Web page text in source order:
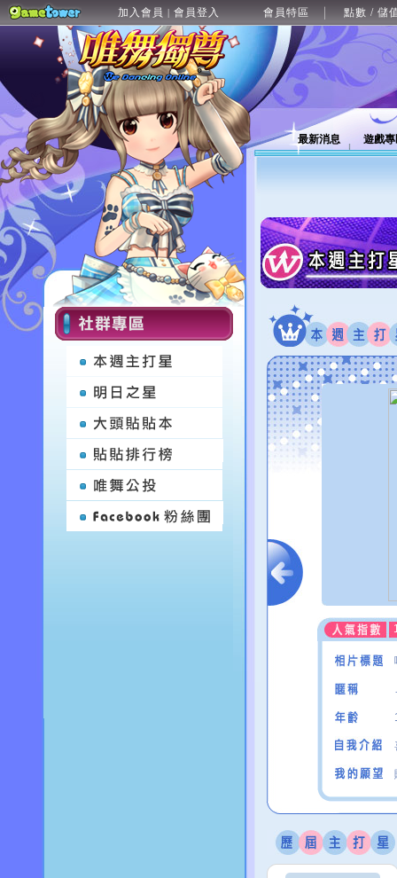
加入會員 | 會員登入 會員特區 點數 / 儲
最新消息 遊戲